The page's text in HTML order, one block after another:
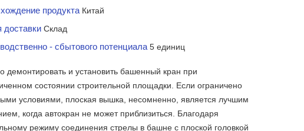
продуктаКитай
доставкиСклад
- сбытового потенциала5 единиц
демонтировать и установить башенный кран при
состоянии строительной площадки. Если ограничено
условиями, плоская вышка, несомненно, является лучшим
когда автокран не может приблизиться. Благодаря
режиму соединения стрелы в башне с плоской головкой